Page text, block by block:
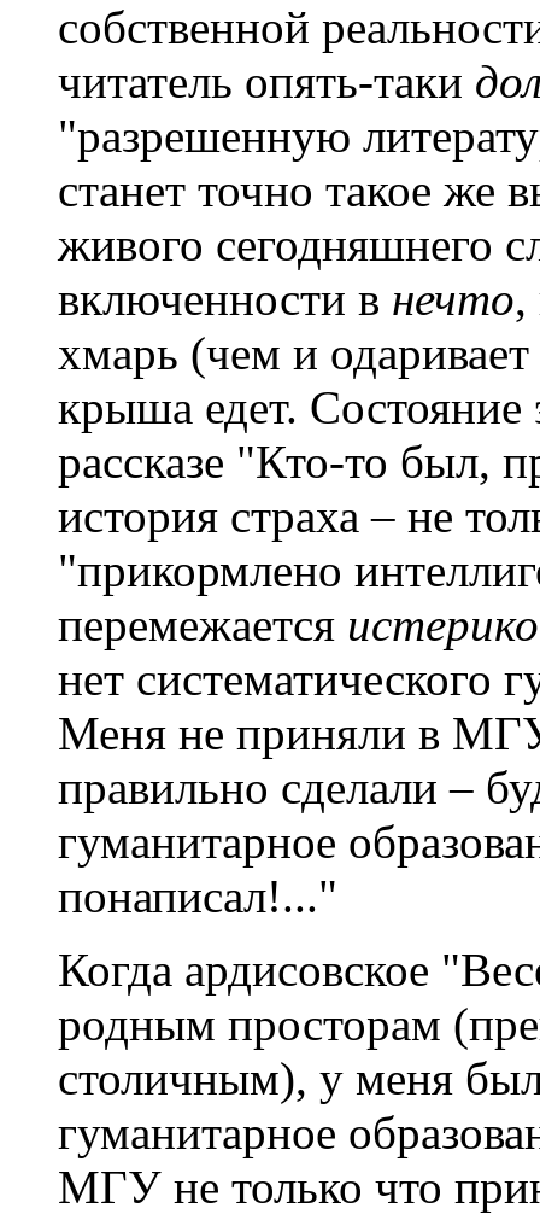
собственной
читатель опять-таки
"разрешенную
станет точно такое же
живого сегодняшнего
включенности в нечто,
хмарь (чем и
крыша едет. Состояние
рассказе "Кто-то был,
история страха – не
"прикормлено
перемежается
нет систематического
Меня не приняли в
правильно сделали –
гуманитарное
понаписал!..."
Когда ардисовское
родным просторам
столичным), у меня
гуманитарное
МГУ не только что